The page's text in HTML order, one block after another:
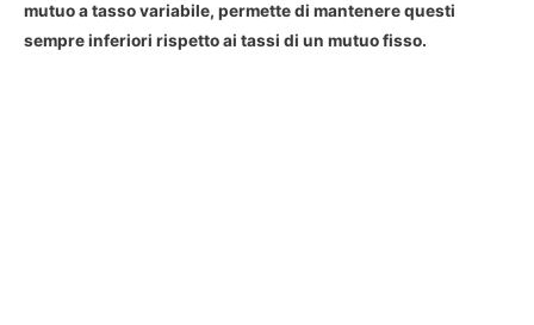
mutuo a tasso variabile, permette di mantenere questi
sempre inferiori rispetto ai tassi di un mutuo fisso.